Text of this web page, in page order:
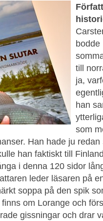
bodde
till
ja,
han
som
Han hade ju
han faktiskt till
i denna 120 sidor
leder läsaren på
soppa på den spik
om Lorange och
gissningar och drar